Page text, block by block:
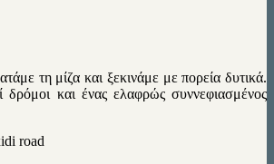
τη μίζα και ξεκινάμε με πορεία δυτικά.
δρόμοι και ένας ελαφρώς συννεφιασμένος